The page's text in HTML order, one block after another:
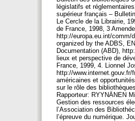
législatifs et
supérieur français –
Le Cercle de la Librairie,
de France, 1998, 3
http://europa.eu.int/comm/
organized by the ADBS,
Documentation (ABD),
lieux et perspective de
France, 1999, 4. Lionnel
http://
américaines et
sur le rôle des
Rapporteur: RYYNÄNEN
Gestion des ressources
l’Association des
l’épreuve du numérique.